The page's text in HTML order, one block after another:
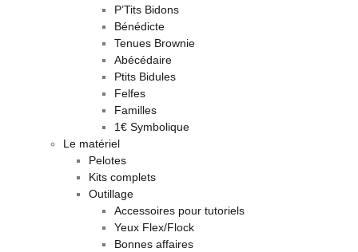
P’Tits Bidons
Bénédicte
Tenues Brownie
Abécédaire
Ptits Bidules
Felfes
Familles
1€ Symbolique
Le matériel
Pelotes
Kits complets
Outillage
Accessoires pour tutoriels
Yeux Flex/Flock
Bonnes affaires